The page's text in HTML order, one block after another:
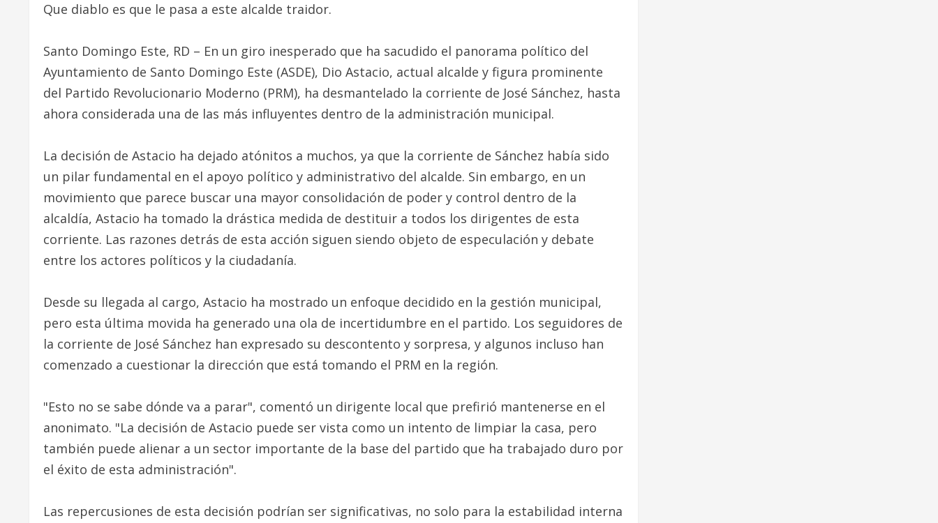
Que diablo es que le pasa a este alcalde traidor.
Santo Domingo Este, RD – En un giro inesperado que ha sacudido el panorama político del
Ayuntamiento de Santo Domingo Este (ASDE), Dio Astacio, actual alcalde y figura prominente
del Partido Revolucionario Moderno (PRM), ha desmantelado la corriente de José Sánchez, hasta
ahora considerada una de las más influyentes dentro de la administración municipal.
La decisión de Astacio ha dejado atónitos a muchos, ya que la corriente de Sánchez había sido
un pilar fundamental en el apoyo político y administrativo del alcalde. Sin embargo, en un
movimiento que parece buscar una mayor consolidación de poder y control dentro de la
alcaldía, Astacio ha tomado la drástica medida de destituir a todos los dirigentes de esta
corriente. Las razones detrás de esta acción siguen siendo objeto de especulación y debate
entre los actores políticos y la ciudadanía.
Desde su llegada al cargo, Astacio ha mostrado un enfoque decidido en la gestión municipal,
pero esta última movida ha generado una ola de incertidumbre en el partido. Los seguidores de
la corriente de José Sánchez han expresado su descontento y sorpresa, y algunos incluso han
comenzado a cuestionar la dirección que está tomando el PRM en la región.
"Esto no se sabe dónde va a parar", comentó un dirigente local que prefirió mantenerse en el
anonimato. "La decisión de Astacio puede ser vista como un intento de limpiar la casa, pero
también puede alienar a un sector importante de la base del partido que ha trabajado duro por
el éxito de esta administración".
Las repercusiones de esta decisión podrían ser significativas, no solo para la estabilidad interna